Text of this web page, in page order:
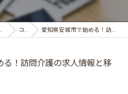
イサービス みなみの風 コラム 愛知県安城市で始める！訪問介護の求人情報と移動支援の魅力
る！訪問介護の求人情報と移